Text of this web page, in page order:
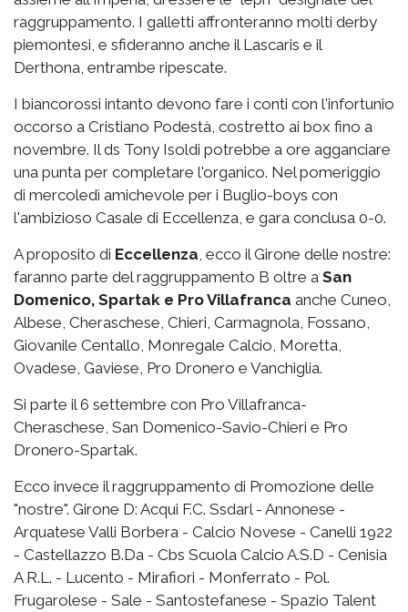
raggruppamento. I galletti affronteranno molti derby
piemontesi, e sfideranno anche il Lascaris e il
Derthona, entrambe ripescate.
I biancorossi intanto devono fare i conti con l'infortunio
occorso a Cristiano Podestà, costretto ai box fino a
novembre. Il ds Tony Isoldi potrebbe a ore agganciare
una punta per completare l'organico. Nel pomeriggio
di mercoledì amichevole per i Buglio-boys con
l'ambizioso Casale di Eccellenza, e gara conclusa 0-0.
A proposito di Eccellenza , ecco il Girone delle nostre:
faranno parte del raggruppamento B oltre a San
Domenico, Spartak e Pro Villafranca anche Cuneo,
Albese, Cheraschese, Chieri, Carmagnola, Fossano,
Giovanile Centallo, Monregale Calcio, Moretta,
Ovadese, Gaviese, Pro Dronero e Vanchiglia.
Si parte il 6 settembre con Pro Villafranca-
Cheraschese, San Domenico-Savio-Chieri e Pro
Dronero-Spartak.
Ecco invece il raggruppamento di Promozione delle
"nostre". Girone D: Acqui F.C. Ssdarl - Annonese -
Arquatese Valli Borbera - Calcio Novese - Canelli 1922
- Castellazzo B.Da - Cbs Scuola Calcio A.S.D - Cenisia
A R.L. - Lucento - Mirafiori - Monferrato - Pol.
Frugarolese - Sale - Santostefanese - Spazio Talent